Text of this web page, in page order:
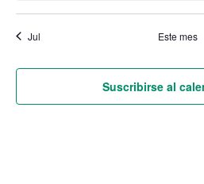
Jul Este mes
Suscribirse al